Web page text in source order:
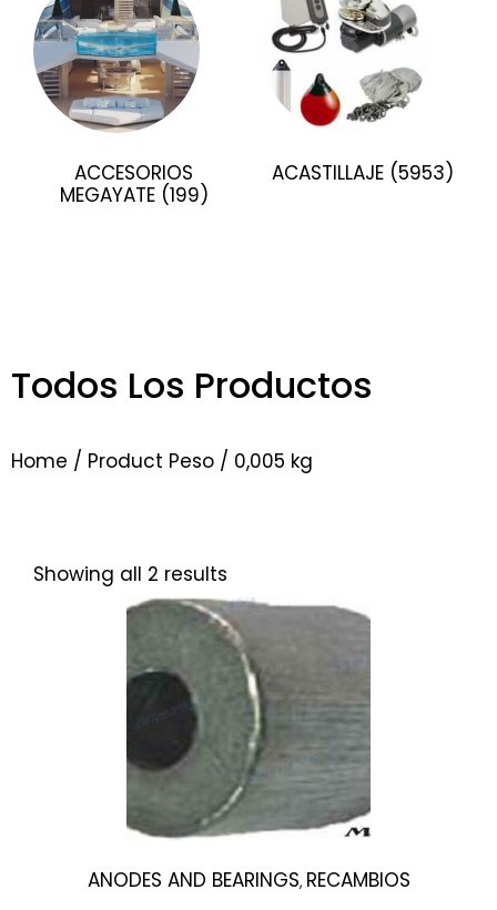
ACCESORIOS
MEGAYATE (199)
ACASTILLAJE (5953)
Todos Los Productos
Home / Product Peso / 0,005 kg
Showing all 2 results
ANODES AND BEARINGS, RECAMBIOS